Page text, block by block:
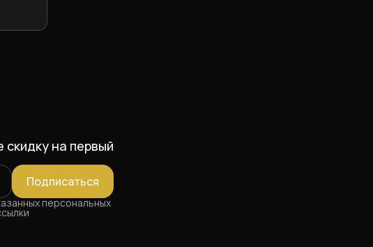
на первый
Подписаться
персональных